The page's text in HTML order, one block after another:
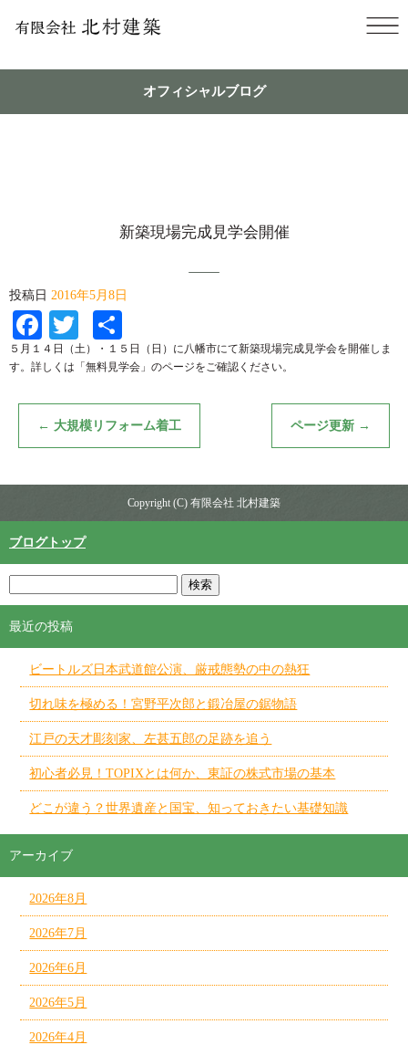
オフィシャルブログ
新築現場完成見学会開催
投稿日 2016年5月8日
Facebook
Twitter
有
５月１４日（土）・１５日（日）に八幡市にて新築現場完成見学会を開催しま
す。詳しくは「無料見学会」のページをご確認ください。
← 大規模リフォーム着工 ページ更新 →
Copyright (C) 有限会社 北村建築
ブログトップ
最近の投稿
ビートルズ日本武道館公演、厳戒態勢の中の熱狂
切れ味を極める！宮野平次郎と鍛冶屋の鋸物語
江戸の天才彫刻家、左甚五郎の足跡を追う
初心者必見！TOPIXとは何か、東証の株式市場の基本
どこが違う？世界遺産と国宝、知っておきたい基礎知識
アーカイブ
2026年8月
2026年7月
2026年6月
2026年5月
2026年4月